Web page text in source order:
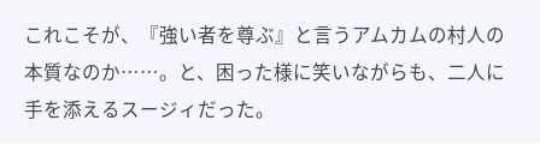
これこそが、『強い者を尊ぶ』と言うアムカムの村人の
本質なのか……。と、困った様に笑いながらも、二人に
手を添えるスージィだった。